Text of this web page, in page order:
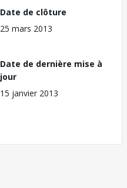
Date de clôture
25 mars 2013
Date de dernière mise à
jour
15 janvier 2013